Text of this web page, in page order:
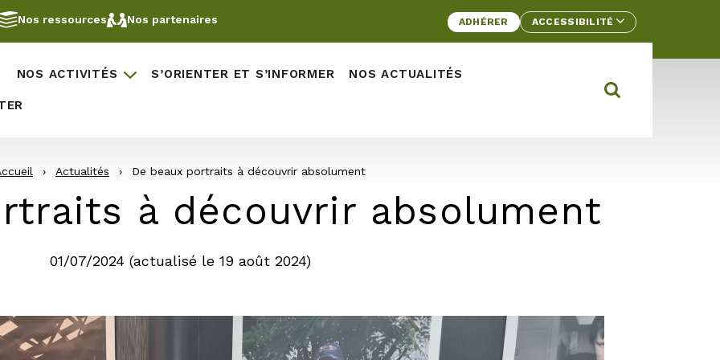
Nos ressources Nos partenaires ADHÉRER ACCESSIBILITÉ
NOS ACTIVITÉS S’ORIENTER ET S’INFORMER NOS ACTUALITÉS
Ouvrir la barre
Rechercher
› Actualités › De beaux portraits à découvrir absolument
à découvrir absolument
01/07/2024 (actualisé le 19 août 2024)